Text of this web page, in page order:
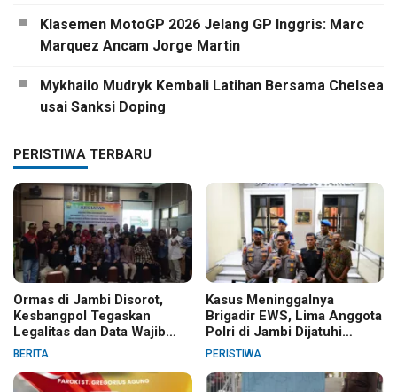
Klasemen MotoGP 2026 Jelang GP Inggris: Marc
Marquez Ancam Jorge Martin
Mykhailo Mudryk Kembali Latihan Bersama Chelsea
usai Sanksi Doping
PERISTIWA TERBARU
Ormas di Jambi Disorot,
Kesbangpol Tegaskan
Legalitas dan Data Wajib
Jelas
BERITA
Kasus Meninggalnya
Brigadir EWS, Lima Anggota
Polri di Jambi Dijatuhi
Sanksi PTDH
PERISTIWA